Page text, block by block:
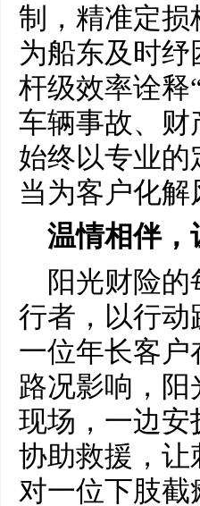
制，精准定损
为船东及时
杆级效率诠释
车辆事故、财
始终以专业
当为客户化
温情相伴，
阳光财险
行者，以行动
一位年长客
路况影响，
现场，一边安
协助救援，让
对一位下肢截